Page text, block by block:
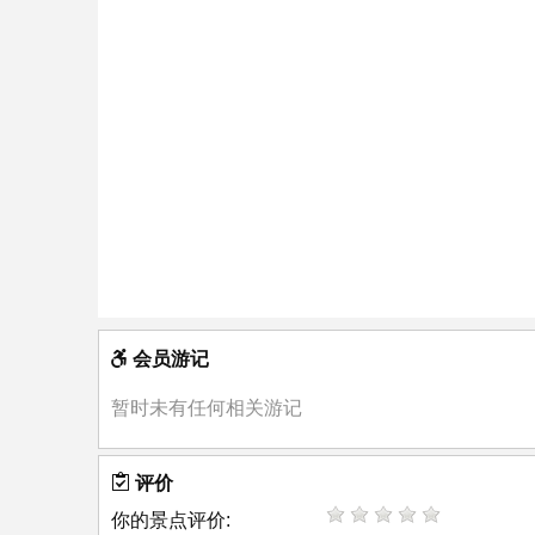
会员游记
暂时未有任何相关游记
评价
你的景点评价: